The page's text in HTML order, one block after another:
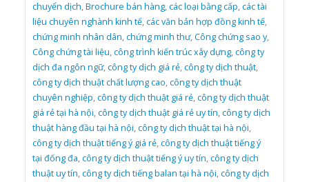
chuyển dịch,Brochure bán hàng,các loại bằng cấp,các tài
liệu chuyên nghành kinh tế,các văn bản hợp đồng kinh tế,
chứng minh nhân dân,chứng minh thư,Công chứng sao y,
Công chứng tài liệu,công trình kiến trúc xây dựng,công ty
dịch đa ngôn ngữ,công ty dịch giá rẻ,công ty dịch thuật,
công ty dịch thuật chất lượng cao,công ty dịch thuật
chuyên nghiệp,công ty dịch thuật giá rẻ,công ty dịch thuật
giá rẻ tại hà nội,công ty dịch thuật giá rẻ uy tín,công ty dịch
thuật hàng đầu tại hà nội,công ty dịch thuật tại hà nội,
công ty dịch thuật tiếng ý giá rẻ,công ty dịch thuật tiếng ý
tại đống đa,công ty dịch thuật tiếng ý uy tín,công ty dịch
thuật uy tín,công ty dịch tiếng balan tại hà nội,công ty dịch